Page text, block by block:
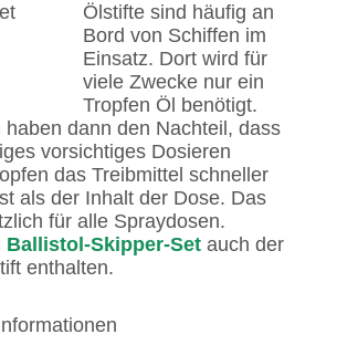
Ölstifte sind häufig an
Bord von Schiffen im
Einsatz. Dort wird für
viele Zwecke nur ein
Tropfen Öl benötigt.
haben dann den Nachteil, dass
vorsichtiges Dosieren
das Treibmittel schneller
als der Inhalt der Dose. Das
für alle Spraydosen.
Ballistol-Skipper-Set auch der
enthalten.